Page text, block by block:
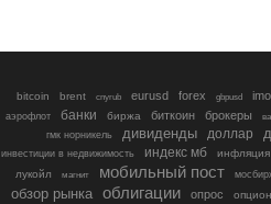
bitcoin brent cnyrub eurusd forex gbpusd
аэрофлот банки биржа биткоин брокеры
гмк норникель
дивиденды доллар
инвестиции в недвижимость индекс мб
инфляция
лукойл
магнит мобильный пост
обзор рынка облигации опрос